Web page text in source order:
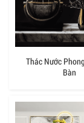
Thác Nước
Bàn